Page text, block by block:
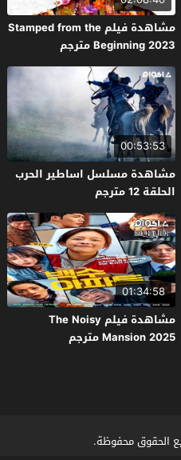
مشاهدة فيلم Stamped from the
Beginning 2023 مترجم
00:53:53
مشاهدة مسلسل اساطير الحرب
الحلقة 12 مترجم
01:34:58
مشاهدة فيلم The Noisy
Mansion 2025 مترجم